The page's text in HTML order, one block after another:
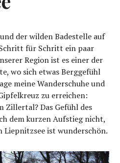
der wilden Badestelle auf
für Schritt ein paar
Region ist es einer der
wo sich etwas Berggefühl
meine Wanderschuhe und
zu erreichen:
Zillertal? Das Gefühl des
dem kurzen Aufstieg nicht,
Liepnitzsee ist wunderschön.